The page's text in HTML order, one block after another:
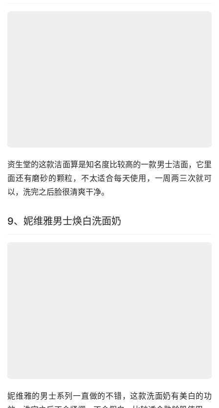
资生堂的这款洁面算是知名度比较高的一款男士洁面，它里
面还有磨砂的颗粒，不太适合每天使用，一周两三次就可
以，洗完之后脸很清爽干净。
9、妮维雅男士焕白洗面奶
妮维雅的男士系列一直做的不错，这款洗面奶有美白的功